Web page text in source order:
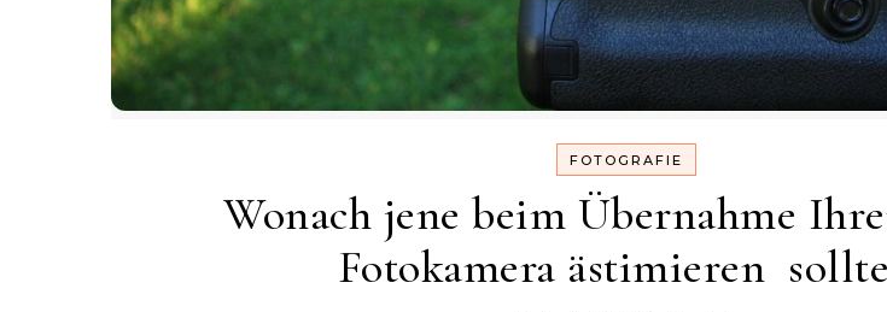
FOTOGRAFIE
Wonach jene beim Übernahme
Fotokamera ästimieren